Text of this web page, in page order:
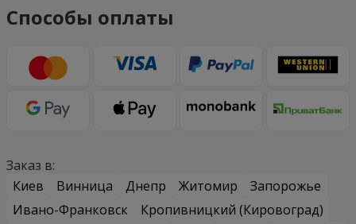
Способы оплаты
Заказ в:
Киев
Винница Днепр Житомир
Запорожье
Ивано-Франковск
Кропивницкий (Кировоград)